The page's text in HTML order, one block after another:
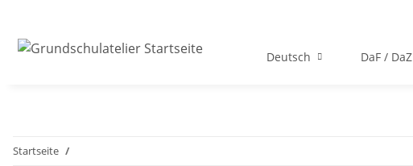
Deutsch DaF / DaZ
Startseite